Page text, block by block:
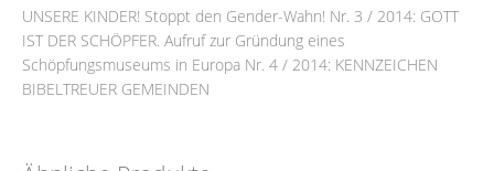
UNSERE KINDER! Stoppt den Gender-Wahn! Nr. 3 / 2014: GOTT
IST DER SCHÖPFER. Aufruf zur Gründung eines
Schöpfungsmuseums in Europa Nr. 4 / 2014: KENNZEICHEN
BIBELTREUER GEMEINDEN